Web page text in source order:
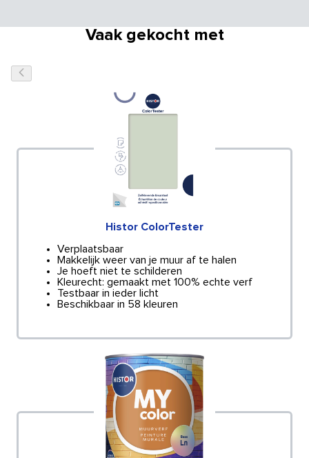
Vaak gekocht met
Histor ColorTester
Verplaatsbaar
Makkelijk weer van je muur af te halen
Je hoeft niet te schilderen
Kleurecht: gemaakt met 100% echte verf
Testbaar in ieder licht
Beschikbaar in 58 kleuren